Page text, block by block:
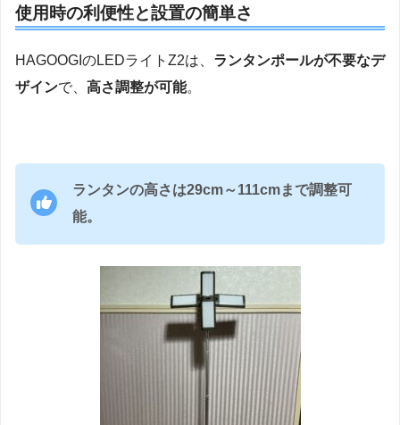
使用時の利便性と設置の簡単さ
HAGOOGIのLEDライトZ2は、 ランタンポールが不要なデ
ザインで、 高さ調整が可能。
ランタンの高さは29cm～111cmまで調整可
能。